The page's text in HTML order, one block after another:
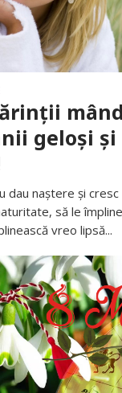
geloși
naştere şi cresc
să le
vreo lipsă...